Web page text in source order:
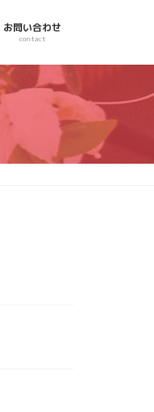
お問い合わせ
contact